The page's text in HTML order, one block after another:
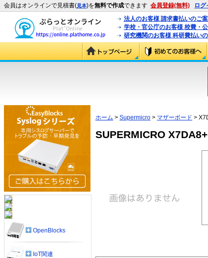
会員はオンラインで見積書(見本)を無料で作成できます 会員登録(無料) ログ
法人のお客様 請求書払いのご
学校・官公庁のお客様 校費・
研究機関のお客様 科研費払い
ホーム > Supermicro > マザーボード >
SUPERMICRO
OpenBlocks
IoT関連